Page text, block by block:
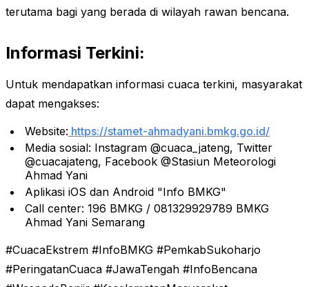
terutama bagi yang berada di wilayah rawan bencana.
Informasi Terkini:
Untuk mendapatkan informasi cuaca terkini, masyarakat
dapat mengakses:
Website: https://stamet-ahmadyani.bmkg.go.id/
Media sosial: Instagram @cuaca_jateng, Twitter
@cuacajateng, Facebook @Stasiun Meteorologi
Ahmad Yani
Aplikasi iOS dan Android "Info BMKG"
Call center: 196 BMKG / 081329929789 BMKG
Ahmad Yani Semarang
#CuacaEkstrem #InfoBMKG #PemkabSukoharjo
#PeringatanCuaca #JawaTengah #InfoBencana